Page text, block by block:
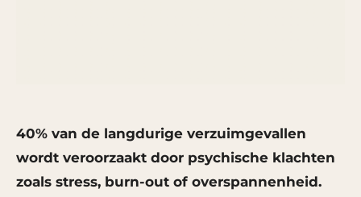
40% van de langdurige verzuimgevallen
wordt veroorzaakt door psychische klachten
zoals stress, burn-out of overspannenheid.